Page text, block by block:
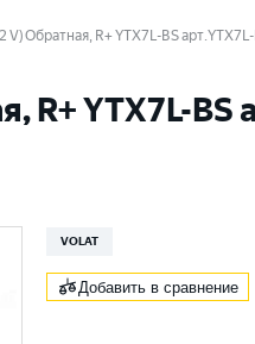
V) Обратная, R+ YTX7L-BS
R+ YTX7L-BS
VOLAT
Добавить в сравнение